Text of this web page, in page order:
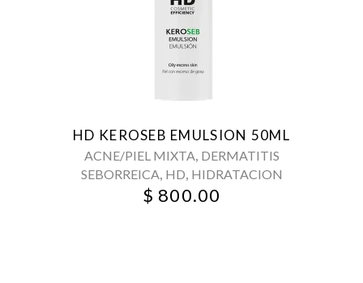
HD KEROSEB EMULSION 50ML
ACNE/PIEL MIXTA, DERMATITIS
SEBORREICA, HD, HIDRATACION
$ 800.00